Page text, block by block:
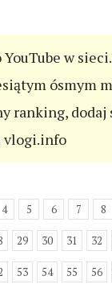
w
ósmym
dodaj
vlogi.info
4 5 6 7 8
29 30 31 32
53 54 55 56